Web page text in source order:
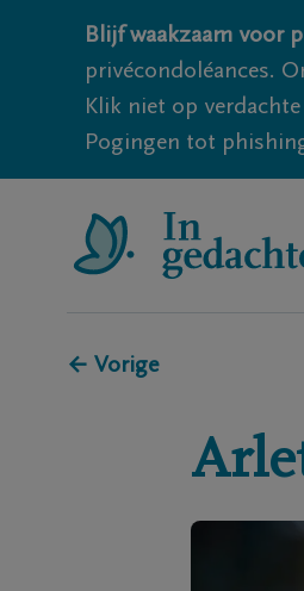
Blijf waakzaam voor
privécondoléances.
Klik niet op
Pogingen tot
← Vorige